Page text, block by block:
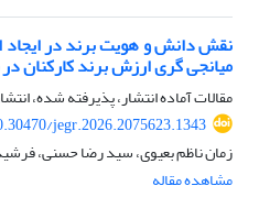
نقش دانش و هویت برند در ایجاد
میانجی گری ارزش برند کارکنان
مقالات آماده انتشار، پذیرفته شده،
jegr.2026.2075623.1343
زمان ناظم بعیوی، سید رضا حسنی،
مشاهده مقاله